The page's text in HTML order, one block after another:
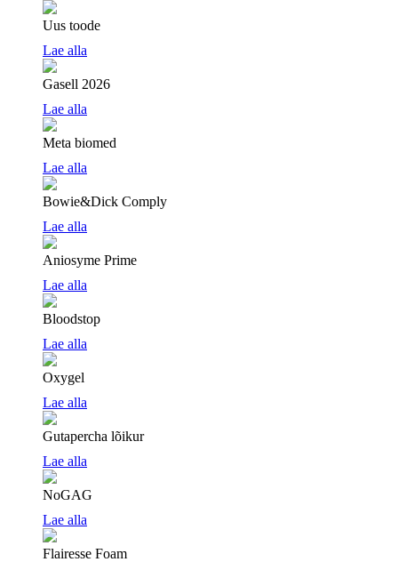
Uus toode
Lae alla
Gasell 2026
Lae alla
Meta biomed
Lae alla
Bowie&Dick Comply
Lae alla
Aniosyme Prime
Lae alla
Bloodstop
Lae alla
Oxygel
Lae alla
Gutapercha lõikur
Lae alla
NoGAG
Lae alla
Flairesse Foam